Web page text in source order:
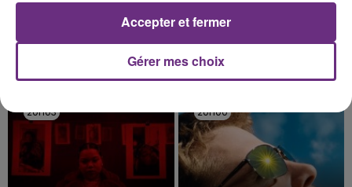
The Cardigans
Lovefool
ANGELE & JUSTICE
What You Want
20h03
20h03 20h00
20h00
Gérer mes choix
Accepter et fermer